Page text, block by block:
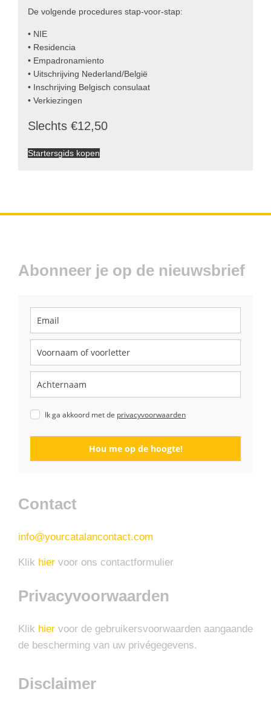
De volgende procedures stap-voor-stap:
• NIE
• Residencia
• Empadronamiento
• Uitschrijving Nederland/België
• Inschrijving Belgisch consulaat
• Verkiezingen
Slechts €12,50
Startersgids kopen
Abonneer je op de nieuwsbrief
Ik ga akkoord met de privacyvoorwaarden
Hou me op de hoogte!
Contact
info@yourcatalancontact.com
Klik hier voor ons contactformulier
Privacyvoorwaarden
Klik hier voor de gebruikersvoorwaarden aangaande
de bescherming van uw privégegevens.
Disclaimer